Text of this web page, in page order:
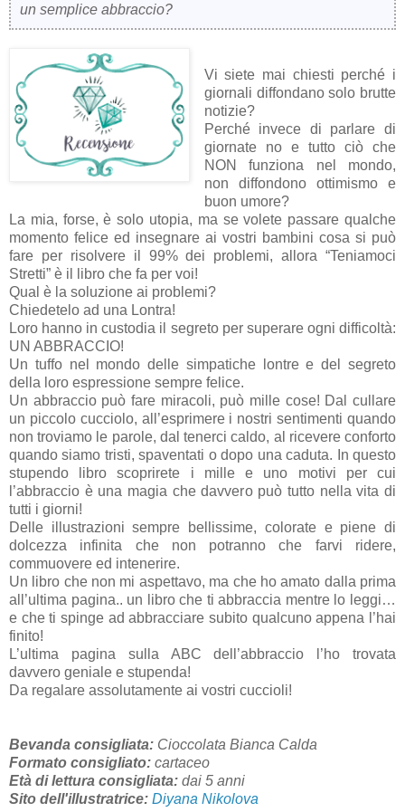
un semplice abbraccio?
Vi siete mai chiesti perché i
giornali diffondano solo brutte
notizie?
Perché invece di parlare di
giornate no e tutto ciò che
NON funziona nel mondo,
non diffondono ottimismo e
buon umore?
La mia, forse, è solo utopia, ma se volete passare qualche
momento felice ed insegnare ai vostri bambini cosa si può
fare per risolvere il 99% dei problemi, allora “Teniamoci
Stretti” è il libro che fa per voi!
Qual è la soluzione ai problemi?
Chiedetelo ad una Lontra!
Loro hanno in custodia il segreto per superare ogni difficoltà:
UN ABBRACCIO!
Un tuffo nel mondo delle simpatiche lontre e del segreto
della loro espressione sempre felice.
Un abbraccio può fare miracoli, può mille cose! Dal cullare
un piccolo cucciolo, all’esprimere i nostri sentimenti quando
non troviamo le parole, dal tenerci caldo, al ricevere conforto
quando siamo tristi, spaventati o dopo una caduta. In questo
stupendo libro scoprirete i mille e uno motivi per cui
l’abbraccio è una magia che davvero può tutto nella vita di
tutti i giorni!
Delle illustrazioni sempre bellissime, colorate e piene di
dolcezza infinita che non potranno che farvi ridere,
commuovere ed intenerire.
Un libro che non mi aspettavo, ma che ho amato dalla prima
all’ultima pagina.. un libro che ti abbraccia mentre lo leggi…
e che ti spinge ad abbracciare subito qualcuno appena l’hai
finito!
L’ultima pagina sulla ABC dell’abbraccio l’ho trovata
davvero geniale e stupenda!
Da regalare assolutamente ai vostri cuccioli!
Bevanda consigliata: Cioccolata Bianca Calda
Formato consigliato: cartaceo
Età di lettura consigliata: dai 5 anni
Sito dell'illustratrice: Diyana Nikolova